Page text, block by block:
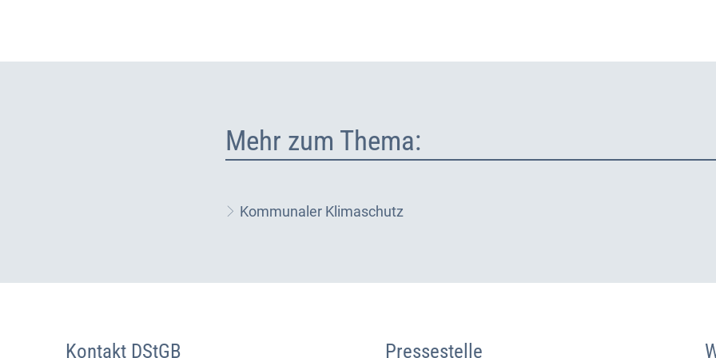
Mehr zum Thema:
Kommunaler Klimaschutz
Kontakt DStGB Pressestelle